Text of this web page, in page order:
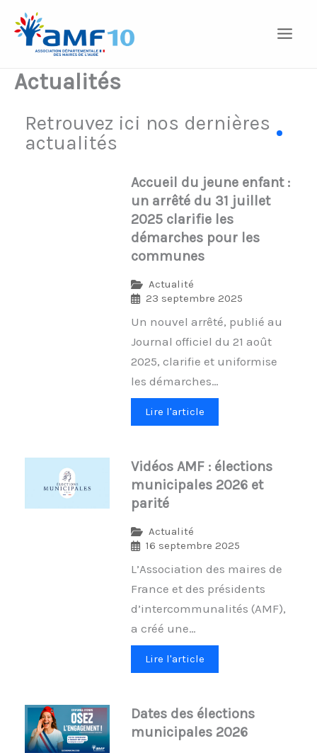
contenu
Actualités
Retrouvez ici nos dernières
actualités
Accueil du jeune enfant :
un arrêté du 31 juillet
2025 clarifie les
démarches pour les
communes
Actualité
23 septembre 2025
Un nouvel arrêté, publié au
Journal officiel du 21 août
2025, clarifie et uniformise
les démarches…
Lire l'article
Vidéos AMF : élections
municipales 2026 et
parité
Actualité
16 septembre 2025
L’Association des maires de
France et des présidents
d’intercommunalités (AMF),
a créé une…
Lire l'article
Dates des élections
municipales 2026